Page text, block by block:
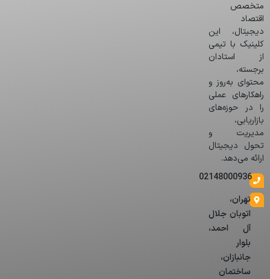
متخصص
اقتصاد
دیجیتال، این
کلینیک با تیمی
از استادان
برجسته،
محتوای به‌روز و
راهکارهای عملی
را در حوزه‌های
بازاریابی،
مدیریت و
تحول دیجیتال
ارائه می‌دهد.
02148000936
تهران،
اتوبان جلال
آل احمد،
بلوار
جانبازان،
ساختمان